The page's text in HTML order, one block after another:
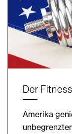
Der
Amerika